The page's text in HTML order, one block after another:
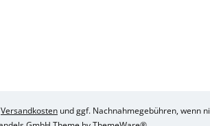
Versandkosten und ggf. Nachnahmegebühren, wenn